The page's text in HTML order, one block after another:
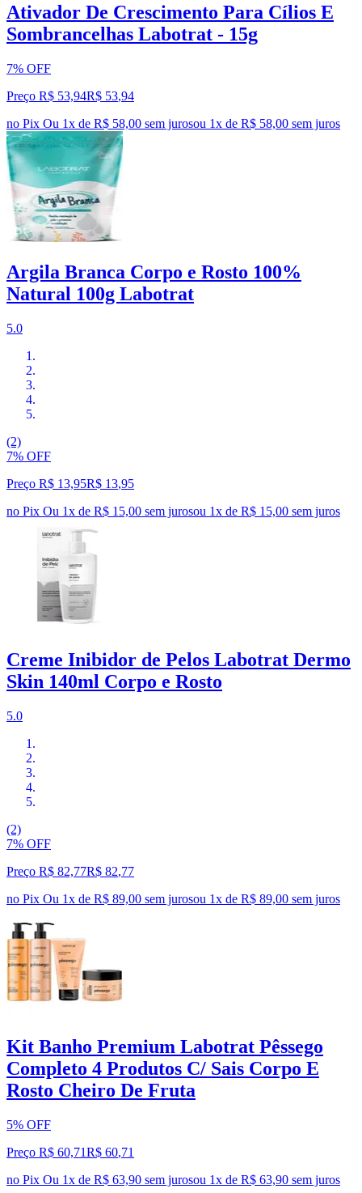
Ativador De Crescimento Para Cílios E
Sombrancelhas Labotrat - 15g
7% OFF
Preço R$ 53,94R$ 53,94
no Pix Ou 1x de R$ 58,00 sem jurosou 1x de R$ 58,00 sem juros
Argila Branca Corpo e Rosto 100%
Natural 100g Labotrat
5.0
(2)
7% OFF
Preço R$ 13,95R$ 13,95
no Pix Ou 1x de R$ 15,00 sem jurosou 1x de R$ 15,00 sem juros
Creme Inibidor de Pelos Labotrat Dermo
Skin 140ml Corpo e Rosto
5.0
(2)
7% OFF
Preço R$ 82,77R$ 82,77
no Pix Ou 1x de R$ 89,00 sem jurosou 1x de R$ 89,00 sem juros
Kit Banho Premium Labotrat Pêssego
Completo 4 Produtos C/ Sais Corpo E
Rosto Cheiro De Fruta
5% OFF
Preço R$ 60,71R$ 60,71
no Pix Ou 1x de R$ 63,90 sem jurosou 1x de R$ 63,90 sem juros